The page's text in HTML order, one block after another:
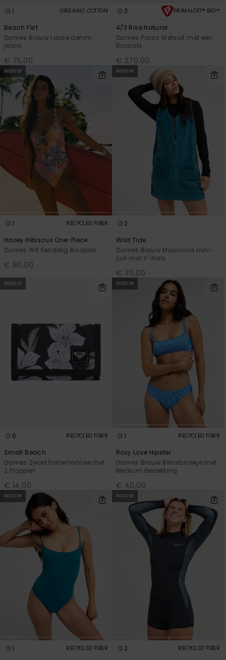
1 ORGANIC COTTON
Beach Flirt
Dames Blauw Loose denim
jeans
€ 75,00
3 PRIMALOFT® BIO™
4/3 Rise Natural
Dames Paars Wetsuit met een
Borstrits
€ 270,00
NIEUW
1 RECYCLED FIBER
Hazey Hibiscus One-Piece
Dames Wit Eendelig Badpak
€ 80,00
NIEUW
2
Wild Tide
Dames Blauw Mouwloze mini-
jurk met V-hals
€ 70,00
NIEUW
6 RECYCLED FIBER
Small Beach
Dames Zwart Portemonnee met
2 Flappen
€ 14,00
NIEUW
1 RECYCLED FIBER
Roxy Love Hipster
Dames Blauw Bikinibroekje met
Medium Bedekking
€ 40,00
NIEUW
1 RECYCLED FIBER
NIEUW
2 RECYCLED FIBER